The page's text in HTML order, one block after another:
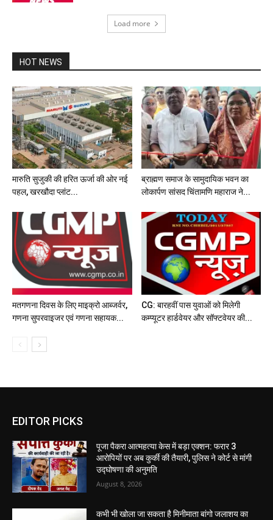
Load more
HOT NEWS
मारुति सुजुकी की हरित ऊर्जा की ओर नई
पहल, खरखौदा प्लांट...
ब्राह्मण समाज के सामुदायिक भवन का
लोकार्पण सांसद चिंतामणि महाराज ने...
मतगणना दिवस के लिए माइक्रो आब्जर्वर,
गणना सुपरवाइजर एवं गणना सहायक...
CG: बारहवीं पास युवाओं को मिलेगी
कम्प्यूटर हार्डवेयर और सॉफ्टवेयर की...
EDITOR PICKS
पूजा पैकरा आत्महत्या केस में बड़ा एक्शन: फरार 3
आरोपियों पर अब कुर्की की तैयारी, पुलिस ने कोर्ट से मांगी
उद्घोषणा की अनुमति
August 8, 2026
कभी भी खोला जा सकता है मिनीमाता बांगो जलाशय का